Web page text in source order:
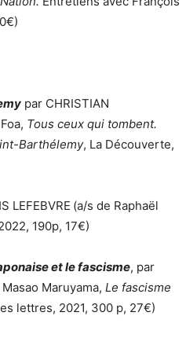
par CHRISTIAN
Tous ceux qui tombent.
Barthélemy, La Découverte,
LEFEBVRE (a/s de Raphaël
190p, 17€)
et le fascisme, par
Maruyama, Le fascisme
lettres, 2021, 300 p, 27€)